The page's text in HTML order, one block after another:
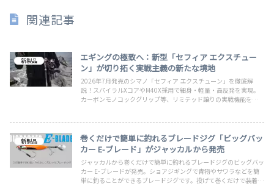
関連記事
新製品
エギングの極致へ：新型「セフィア エクスチュー
ン」が切り拓く実戦主義の新たな境地
2026年7月発売のシマノ「セフィア エクスチューン」を徹底解
説！スパイラルXコアやM40X採用で細身・軽量・高反発を実現。
カーボンモノコックグリップ等、リミテッド譲りの実戦機能を搭載
新製品
巻くだけで簡単に釣れるブレードジグ「ビッグバッ
カー E-ブレード」がジャッカルから発売
ジャッカルから巻くだけで簡単に釣れるブレードジグのビッグバッ
カー E-ブレードが発売。ショアジギングで青物やサワラなどを簡
単に釣ることができるブレードジグです。投げて巻くだけで装着済